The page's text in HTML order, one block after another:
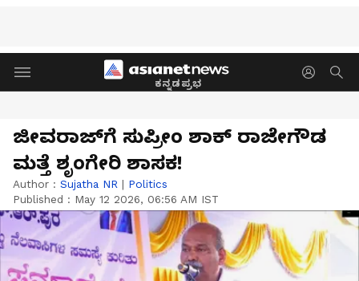
ಕನ್ನಡಪ್ರಭ
ಜೀವರಾಜ್‌ಗೆ ಸುಪ್ರೀಂ ಶಾಕ್‌ ರಾಜೇಗೌಡ
ಮತ್ತೆ ಶೃಂಗೇರಿ ಶಾಸಕ!
Author : Sujatha NR | Politics
Published : May 12 2026, 06:56 AM IST